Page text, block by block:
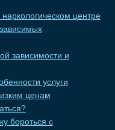
центре
зависимости и
услуги
ценам
бороться с